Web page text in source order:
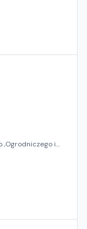
,Ogrodniczego i